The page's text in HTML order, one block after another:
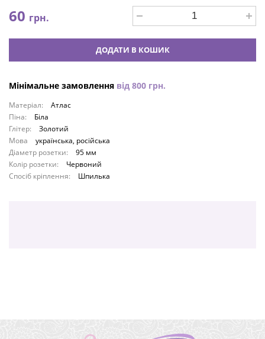
60 грн.
ДОДАТИ В КОШИК
Мінімальне замовлення від 800 грн.
Матеріал:
Атлас
Піна:
Біла
Глітер:
Золотий
Мова
українська, російська
Діаметр розетки:
95 мм
Колір розетки:
Червоний
Спосіб кріплення:
Шпилька